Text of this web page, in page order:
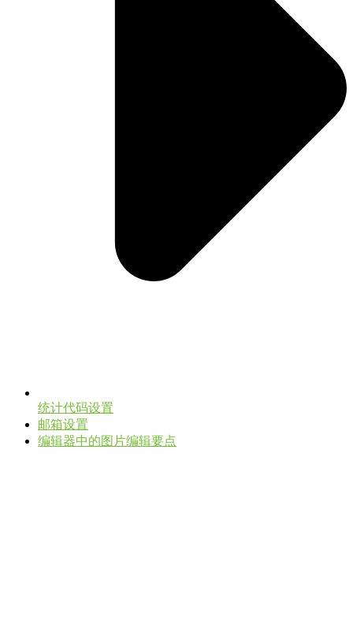
统计代码设置
邮箱设置
编辑器中的图片编辑要点